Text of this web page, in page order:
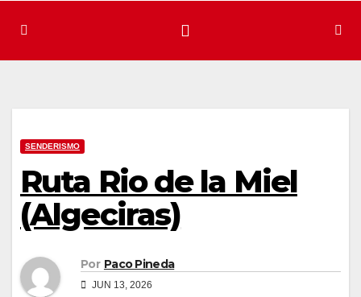
SENDERISMO
Ruta Rio de la Miel
(Algeciras)
Por Paco Pineda
JUN 13, 2026